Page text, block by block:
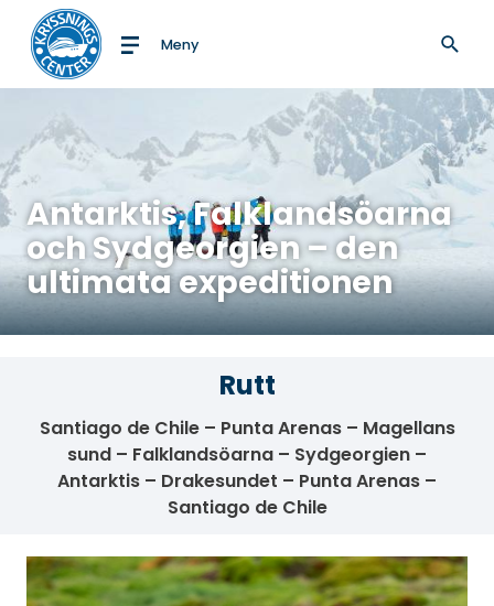
Till startsidan
Meny
Antarktis, Falklandsöarna
och Sydgeorgien – den
ultimata expeditionen
Rutt
Santiago de Chile – Punta Arenas – Magellans
sund – Falklandsöarna – Sydgeorgien –
Antarktis – Drakesundet – Punta Arenas –
Santiago de Chile